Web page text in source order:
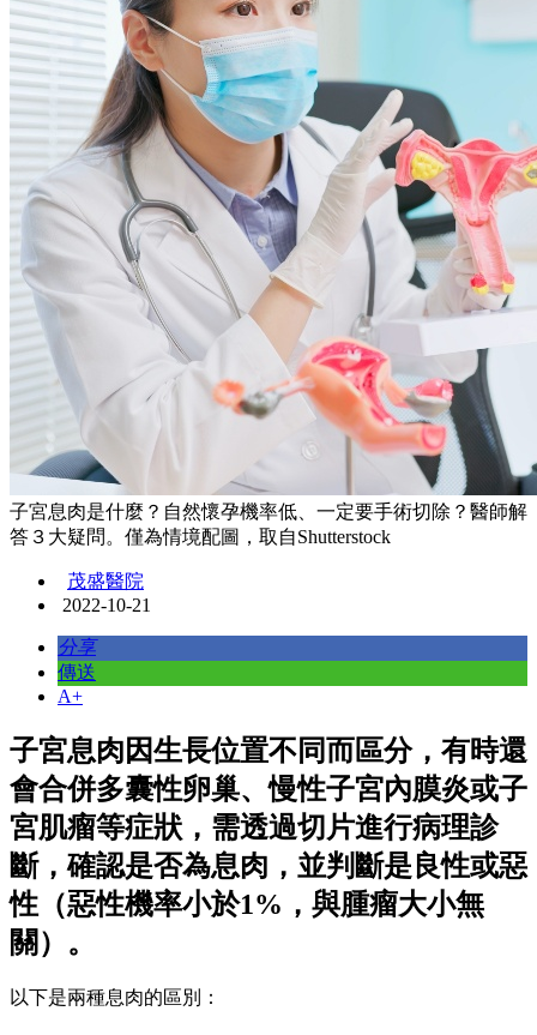
子宮息肉是什麼？自然懷孕機率低、一定要手術切除？醫師解
答３大疑問。僅為情境配圖，取自Shutterstock
茂盛醫院
2022-10-21
分享
傳送
A+
子宮息肉因生長位置不同而區分，有時還
會合併多囊性卵巢、慢性子宮內膜炎或子
宮肌瘤等症狀，需透過切片進行病理診
斷，確認是否為息肉，並判斷是良性或惡
性（惡性機率小於1%，與腫瘤大小無
關）。
以下是兩種息肉的區別：